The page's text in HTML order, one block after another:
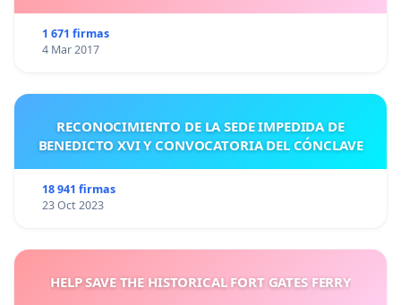
1 671 firmas
4 Mar 2017
RECONOCIMIENTO DE LA SEDE IMPEDIDA DE
BENEDICTO XVI Y CONVOCATORIA DEL CÓNCLAVE
18 941 firmas
23 Oct 2023
HELP SAVE THE HISTORICAL FORT GATES FERRY